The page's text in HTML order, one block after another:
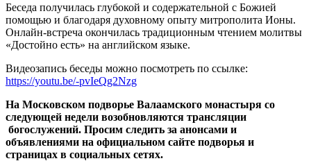
Беседа получилась глубокой и содержательной с Божией
помощью и благодаря духовному опыту митрополита Ионы.
Онлайн-встреча окончилась традиционным чтением молитвы
«Достойно есть» на английском языке.
Видеозапись беседы можно посмотреть по ссылке:
https://youtu.be/-pvIeQg2Nzg
На Московском подворье Валаамского монастыря со
следующей недели возобновляются трансляции
богослужений. Просим следить за анонсами и
объявлениями на официальном сайте подворья и
страницах в социальных сетях.